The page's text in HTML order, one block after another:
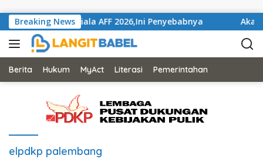
Breaking News
Gelaran Piala AFF 2026,Ini Penyebabnya
Berita Hukum MyAct Literasi Pemerintahan
elpdkp palembang